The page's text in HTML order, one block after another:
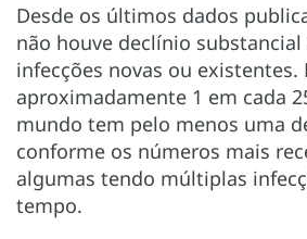
Desde os últimos dados
não houve declínio substancial
infecções novas ou existentes.
aproximadamente 1 em cada
mundo tem pelo menos uma
conforme os números mais
algumas tendo múltiplas
tempo.